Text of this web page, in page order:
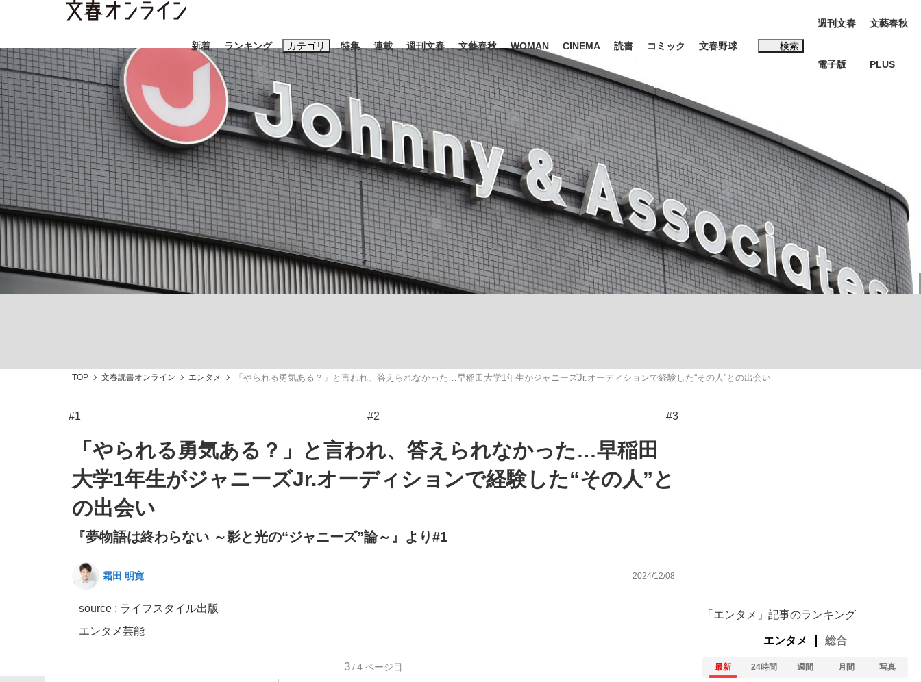
新着 ランキング カテゴリ
スクープ ニュース エンタメ ライフ ビジネス インタビュー
「90%は失敗する。でも…」本田圭佑が初めて明かした日本代表監督に... 「最悪の空気のまま解散」WBC日本代表“敗戦”の真実 選手が明かす...
特集
終戦から81年 私のあのとき、私のいま
連載 週刊文春 文藝春秋 WOMAN CINEMA 読書 コミック 文春野球 検索
キーワード入力
おすすめのキーワードタグ一覧
#藤田晋 #三山凌輝 #高市早苗 #後藤真希 #森岡毅 #城彰二 #内田有紀
#松田聖子
#玉木雄一郎
#亀和田武
週刊文春
電子版
文藝春秋
PLUS
TOP 文春読書オンライン エンタメ 「やられる勇気ある？」と言われ、答えられなかった…早稲田大学1年生がジャニーズJr.オーディションで経験した“その人”との出会い
#1 #2 #3
「やられる勇気ある？」と言われ、答えられなかった…早稲田
大学1年生がジャニーズJr.オーディションで経験した“その人”と
の出会い
『夢物語は終わらない ～影と光の“ジャニーズ”論～』より#1
霜田 明寛 2024/12/08
source : ライフスタイル出版
エンタメ芸能
3/4ページ目
「エンタメ」記事のランキング
エンタメ 総合
最新 24時間 週間 月間 写真